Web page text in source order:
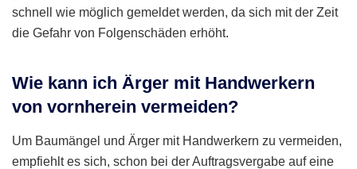
schnell wie möglich gemeldet werden, da sich mit der Zeit
die Gefahr von Folgenschäden erhöht.
Wie kann ich Ärger mit Handwerkern
von vornherein vermeiden?
Um Baumängel und Ärger mit Handwerkern zu vermeiden,
empfiehlt es sich, schon bei der Auftragsvergabe auf eine